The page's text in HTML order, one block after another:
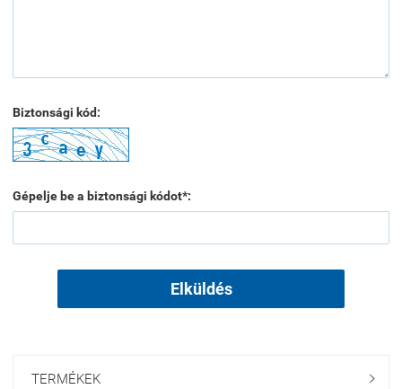
Biztonsági kód:
Gépelje be a biztonsági kódot*:
Elküldés
TERMÉKEK 